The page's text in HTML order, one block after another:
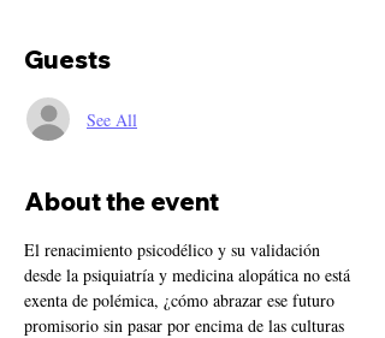
Guests
See All
About the event
El renacimiento psicodélico y su validación
desde la psiquiatría y medicina alopática no está
exenta de polémica, ¿cómo abrazar ese futuro
promisorio sin pasar por encima de las culturas